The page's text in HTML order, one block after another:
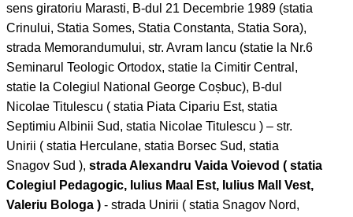
sens giratoriu Marasti, B-dul 21 Decembrie 1989 (statia
Crinului, Statia Somes, Statia Constanta, Statia Sora),
strada Memorandumului, str. Avram Iancu (statie la Nr.6
Seminarul Teologic Ortodox, statie la Cimitir Central,
statie la Colegiul National George Coșbuc), B-dul
Nicolae Titulescu ( statia Piata Cipariu Est, statia
Septimiu Albinii Sud, statia Nicolae Titulescu ) – str.
Unirii ( statia Herculane, statia Borsec Sud, statia
Snagov Sud ), strada Alexandru Vaida Voievod ( statia
Colegiul Pedagogic, Iulius Maal Est, Iulius Mall Vest,
Valeriu Bologa ) - strada Unirii ( statia Snagov Nord,